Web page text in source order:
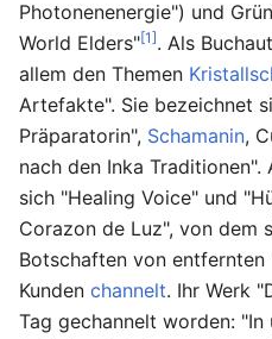
Photonenenergie") und
World Elders"[1]. Als
allem den Themen
Artefakte". Sie bezeichnet
Präparatorin", Schamanin,
nach den Inka Traditionen".
sich "Healing Voice" und
Corazon de Luz", von dem
Botschaften von entfernten
Kunden channelt. Ihr Werk
Tag gechannelt worden: